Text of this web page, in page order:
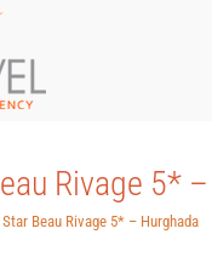
Rivage 5*
Star Beau Rivage 5* – Hurghada